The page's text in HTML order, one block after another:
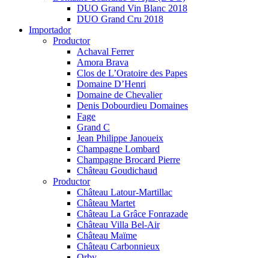
DUO Grand Vin Blanc 2018
DUO Grand Cru 2018
Importador
Productor
Achaval Ferrer
Amora Brava
Clos de L’Oratoire des Papes
Domaine D’Henri
Domaine de Chevalier
Denis Dobourdieu Domaines
Fage
Grand C
Jean Philippe Janoueix
Champagne Lombard
Champagne Brocard Pierre
Château Goudichaud
Productor
Château Latour-Martillac
Château Martet
Château La Grâce Fonrazade
Château Villa Bel-Air
Château Maïme
Château Carbonnieux